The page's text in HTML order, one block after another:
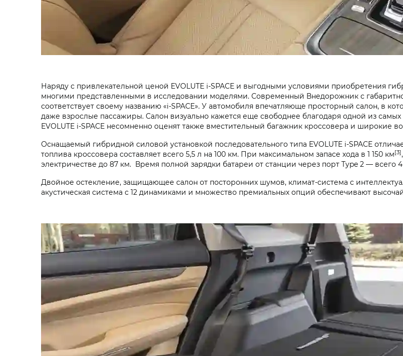
Наряду с привлекательной ценой EVOLUTE i‑SPACE и выгодными условиями приобретения
многими представленными в исследовании моделями. Современный Внедорожник с
соответствует своему названию «i‑SPACE». У автомобиля впечатляюще просторный салон, в
даже взрослые пассажиры. Салон визуально кажется еще свободнее благодаря одной из
EVOLUTE i‑SPACE несомненно оценят также вместительный багажник кроссовера и широкие
Оснащаемый гибридной силовой установкой последовательного типа EVOLUTE i‑SPACE
топлива кроссовера составляет всего 5,5 л на 100 км. При максимальном запасе хода в 1 150 км[3]
электричестве до 87 км. Время полной зарядки батареи от станции через порт Type 2 — всего 4
Двойное остекление, защищающее салон от посторонних шумов, климат-система с
акустическая система с 12 динамиками и множество премиальных опций обеспечивают